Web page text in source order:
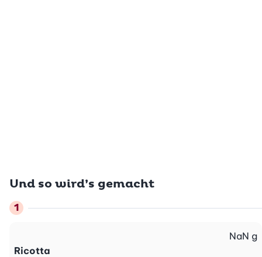
Und so wird’s gemacht
Ricotta
NaN g